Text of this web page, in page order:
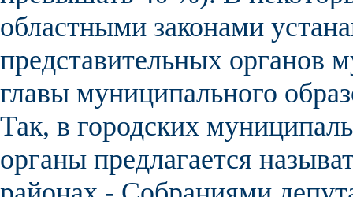
областными законами
представительных органов
главы муниципального
Так, в городских
органы предлагается